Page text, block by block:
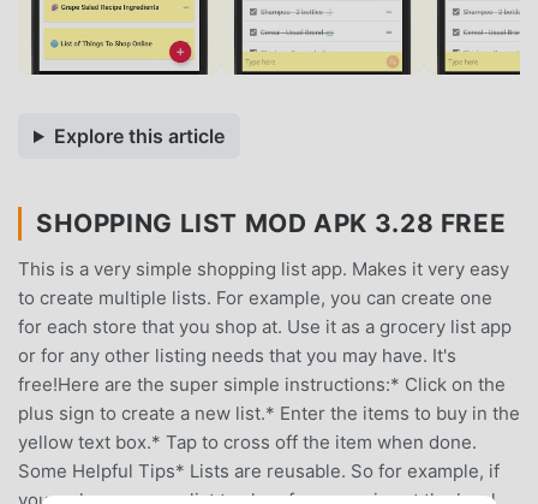
Explore this article
SHOPPING LIST MOD APK 3.28 FREE
This is a very simple shopping list app. Makes it very easy
to create multiple lists. For example, you can create one
for each store that you shop at. Use it as a grocery list app
or for any other listing needs that you may have. It's
free!Here are the super simple instructions:* Click on the
plus sign to create a new list.* Enter the items to buy in the
yellow text box.* Tap to cross off the item when done.
Some Helpful Tips* Lists are reusable. So for example, if